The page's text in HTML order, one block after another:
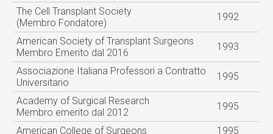
The Cell Transplant Society
(Membro Fondatore)
1992
American Society of Transplant Surgeons
Membro Emerito dal 2016
1993
Associazione Italiana Professori a Contratto
Universitario
1995
Academy of Surgical Research
Membro emerito dal 2012
1995
American College of Surgeons
1995